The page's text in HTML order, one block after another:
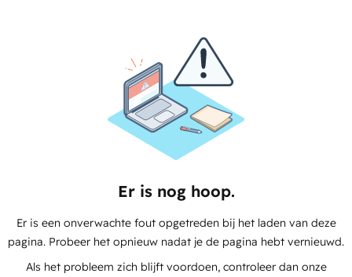
Er is nog hoop.
Er is een onverwachte fout opgetreden bij het laden van deze
pagina. Probeer het opnieuw nadat je de pagina hebt vernieuwd.
Als het probleem zich blijft voordoen, controleer dan onze